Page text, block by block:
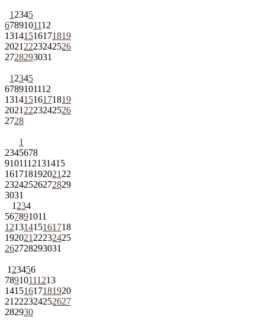
1 2345
6789101112
13141516171819
2021 2223242526
2728293031
1 2345
6789101112
13141516171819
2021 2223242526
2728
1
2345678
9101112131415
161718192021 22
23242526272829
3031
1 234
567891011
12131415161718
192021 22232425
262728293031
1 23456
78910111213
14151617181920
21 222324252627
282930